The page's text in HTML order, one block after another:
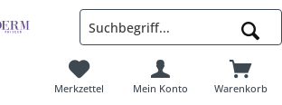
Warenkorb
Merkzettel Mein Konto